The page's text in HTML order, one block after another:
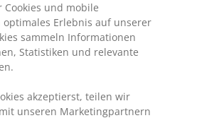
Cookies und mobile
Erlebnis auf unserer
sammeln Informationen
Statistiken und relevante
akzeptierst, teilen wir
unseren Marketingpartnern